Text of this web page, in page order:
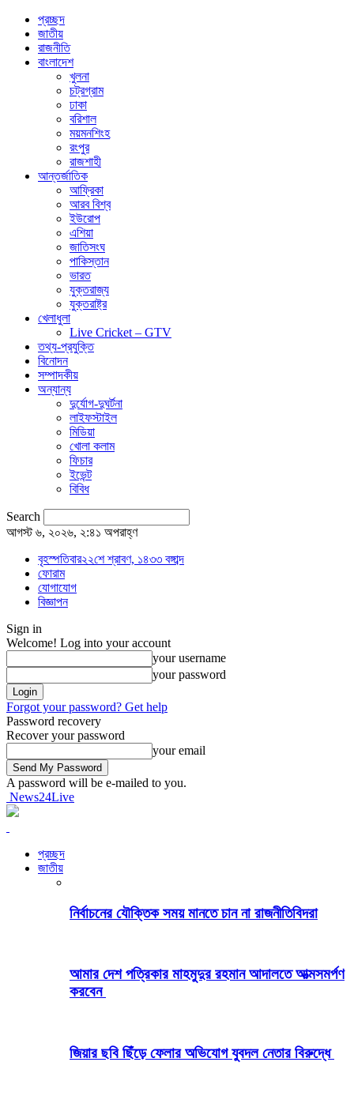
প্রচ্ছদ
জাতীয়
রাজনীতি
বাংলাদেশ
খুলনা
চট্রগ্রাম
ঢাকা
বরিশাল
ময়মনশিংহ
রংপুর
রাজশাহী
আন্তর্জাতিক
আফ্রিকা
আরব বিশ্ব
ইউরোপ
এশিয়া
জাতিসংঘ
পাকিস্তান
ভারত
যুক্তরাজ্য
যুক্তরাষ্ট্র
খেলাধুলা
Live Cricket – GTV
তথ্য-প্রযুক্তি
বিনোদন
সম্পাদকীয়
অন্যান্য
দুর্যোগ-দুঘর্টনা
লাইফস্টাইল
মিডিয়া
খোলা কলাম
ফিচার
ইভেন্ট
বিবিধ
Search
আগস্ট ৬, ২০২৬, ২:৪১ অপরাহ্ণ
বৃহস্পতিবার২২শে শ্রাবণ, ১৪৩৩ বঙ্গাব্দ
ফোরাম
যোগাযোগ
বিজ্ঞাপন
Sign in
Welcome! Log into your account
your username
your password
Forgot your password? Get help
Password recovery
Recover your password
your email
A password will be e-mailed to you.
News24Live
প্রচ্ছদ
জাতীয়
নির্বাচনের যৌক্তিক সময় মানতে চান না রাজনীতিবিদরা
আমার দেশ পত্রিকার মাহমুদুর রহমান আদালতে আত্মসমর্পণ
করবেন
জিয়ার ছবি ছিঁড়ে ফেলার অভিযোগ যুবদল নেতার বিরুদ্ধে